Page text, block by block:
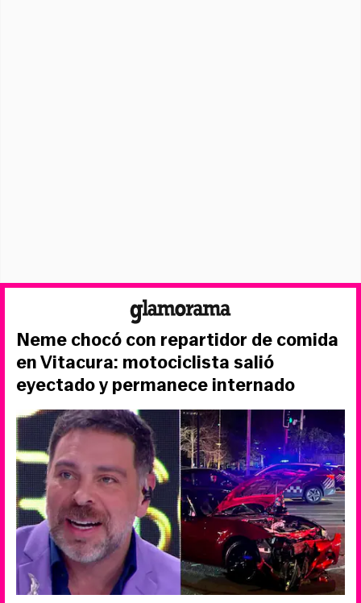
Neme chocó con repartidor de comida
en Vitacura: motociclista salió
eyectado y permanece internado